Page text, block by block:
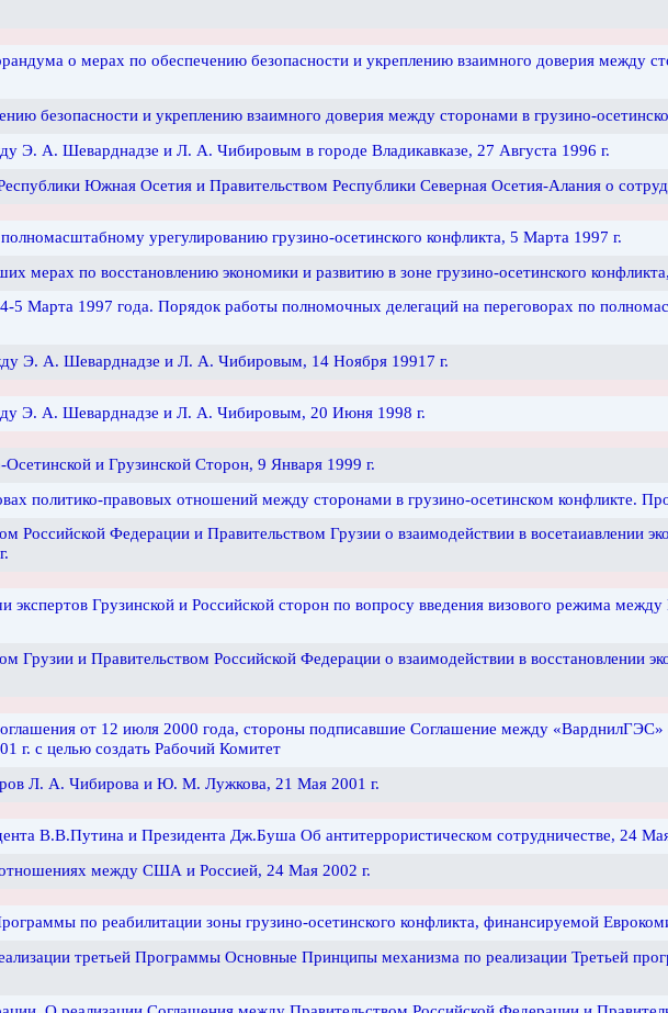
о мерах по обеспечению безопасности и укреплению взаимного доверия между
безопасности и укреплению взаимного доверия между сторонами в грузино-
Э. А. Шеварднадзе и Л. А. Чибировым в городе Владикавказе, 27 Августа 1996 г.
Южная Осетия и Правительством Республики Северная Осетия-Алания о
урегулированию грузино-осетинского конфликта, 5 Марта 1997 г.
мерах по восстановлению экономики и развитию в зоне грузино-осетинского
Марта 1997 года. Порядок работы полномочных делегаций на переговорах по
Э. А. Шеварднадзе и Л. А. Чибировым, 14 Ноября 19917 г.
Э. А. Шеварднадзе и Л. А. Чибировым, 20 Июня 1998 г.
и Грузинской Сторон, 9 Января 1999 г.
политико-правовых отношений между сторонами в грузино-осетинском конфликте.
Российской Федерации и Правительством Грузии о взаимодействии в восетаиавлении
экспертов Грузинской и Российской сторон по вопросу введения визового режима
Грузии и Правительством Российской Федерации о взаимодействии в восстановлении
от 12 июля 2000 года, стороны подписавшие Соглашение между «ВарднилГЭС»
г. с целью создать Рабочий Комитет
Л. А. Чибирова и Ю. М. Лужкова, 21 Мая 2001 г.
В.В.Путина и Президента Дж.Буша Об антитеррористическом сотрудничестве, 24
между США и Россией, 24 Мая 2002 г.
по реабилитации зоны грузино-осетинского конфликта, финансируемой
третьей Программы Основные Принципы механизма по реализации Третьей